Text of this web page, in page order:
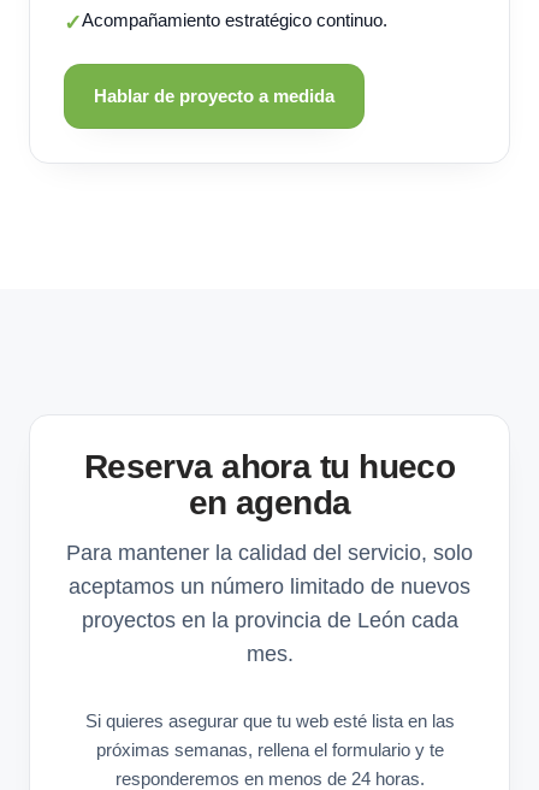
✓Acompañamiento estratégico continuo.
Hablar de proyecto a medida
Reserva ahora tu hueco
en agenda
Para mantener la calidad del servicio, solo
aceptamos un número limitado de nuevos
proyectos en la provincia de León cada
mes.
Si quieres asegurar que tu web esté lista en las
próximas semanas, rellena el formulario y te
responderemos en menos de 24 horas.